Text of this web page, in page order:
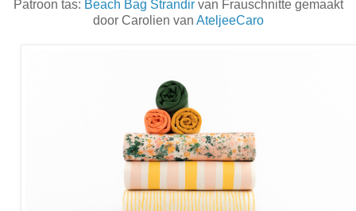
Patroon tas: Beach Bag Strandirvan Frauschnitte gemaakt
door Carolien van AteljeeCaro